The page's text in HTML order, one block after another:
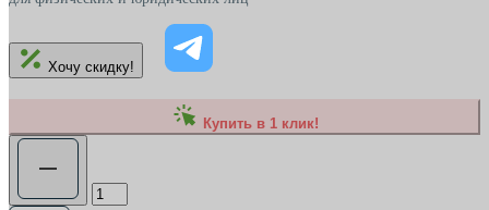
Хочу скидку!
Купить в 1 клик!